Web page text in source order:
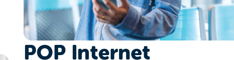
POP Internet